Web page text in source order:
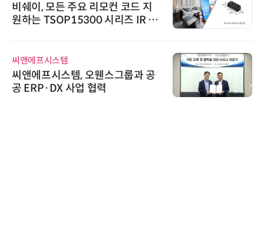
비쉐이, 모든 주요 리모컨 코드 지
원하는 TSOP15300 시리즈 IR 수
씨앤에프시스템
씨앤에프시스템, 오웬스그룹과 공
공 ERP·DX 사업 협력